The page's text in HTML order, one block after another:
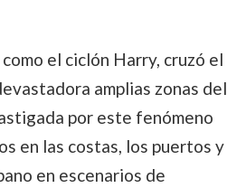
el ciclón Harry, cruzó el
amplias zonas del
por este fenómeno
en las costas, los puertos y
en escenarios de